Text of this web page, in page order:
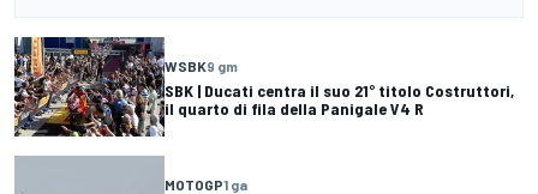
WSBK9 gm
SBK | Ducati centra il suo 21° titolo Costruttori,
il quarto di fila della Panigale V4 R
MOTOGP1 ga